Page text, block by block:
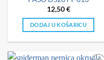
12,50€
DODAJ U KOŠARICU